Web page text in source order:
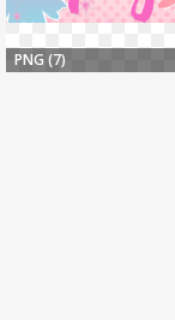
PNG (7)